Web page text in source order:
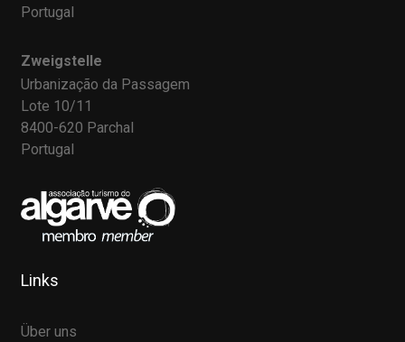
Portugal
Zweigstelle
Urbanização da Passagem
Lote 10/11
8400-620 Parchal
Portugal
Links
Über uns